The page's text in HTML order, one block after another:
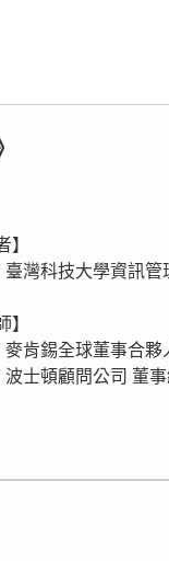
】
臺灣科技大學資訊管
】
麥肯錫全球董事合夥
波士頓顧問公司 董